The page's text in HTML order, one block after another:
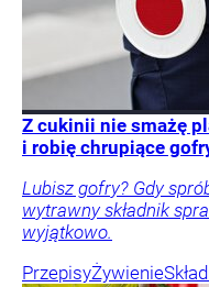
Z cukinii nie smażę
i robię chrupiące
Lubisz gofry? Gdy
wytrawny składnik
wyjątkowo.
PrzepisyŻywienie